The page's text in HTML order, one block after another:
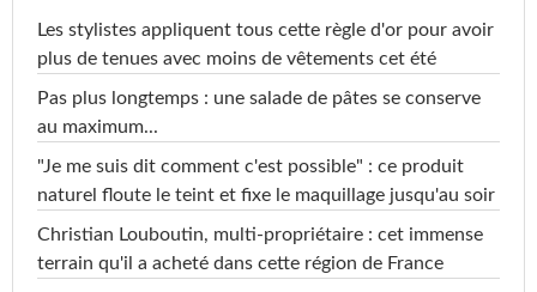
Les stylistes appliquent tous cette règle d'or pour avoir
plus de tenues avec moins de vêtements cet été
Pas plus longtemps : une salade de pâtes se conserve
au maximum...
"Je me suis dit comment c'est possible" : ce produit
naturel floute le teint et fixe le maquillage jusqu'au soir
Christian Louboutin, multi-propriétaire : cet immense
terrain qu'il a acheté dans cette région de France